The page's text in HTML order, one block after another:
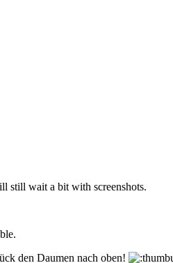
still wait a bit with screenshots.
den Daumen nach oben!